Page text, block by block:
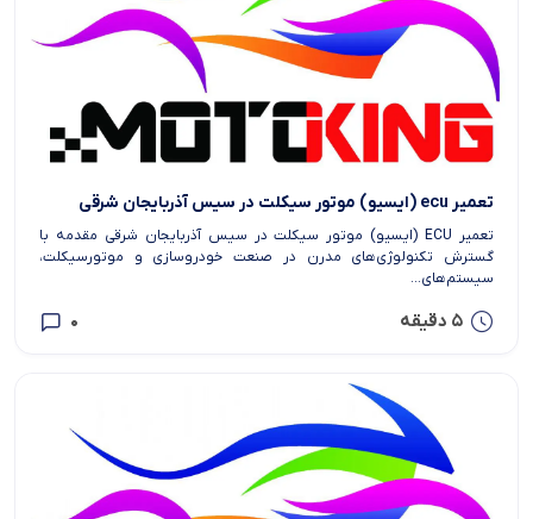
تعمیر ecu (ایسیو) موتور سیکلت در سیس آذربایجان شرقی
تعمیر ECU (ایسیو) موتور سیکلت در سیس آذربایجان شرقی مقدمه با
گسترش تکنولوژی‌های مدرن در صنعت خودروسازی و موتورسیکلت،
سیستم‌های...
5 دقیقه 0